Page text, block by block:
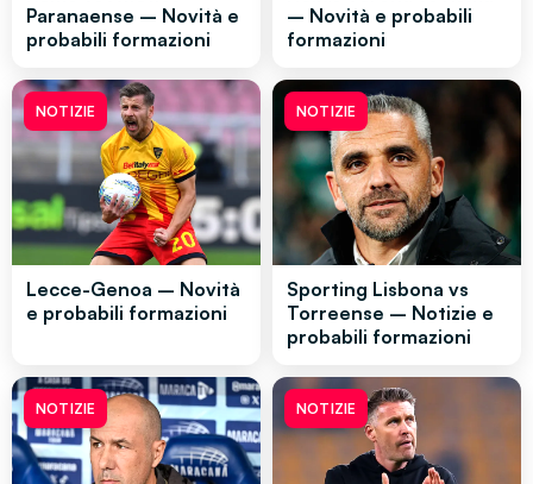
Paranaense – Novità e
probabili formazioni
– Novità e probabili
formazioni
NOTIZIE
Lecce-Genoa – Novità
e probabili formazioni
NOTIZIE
Sporting Lisbona vs
Torreense – Notizie e
probabili formazioni
NOTIZIE NOTIZIE